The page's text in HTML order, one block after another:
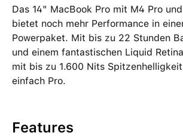
Das 14" MacBook Pro mit M4 Pro
bietet noch mehr Performance in
Powerpaket. Mit bis zu 22 Stunden
und einem fantastischen Liquid
mit bis zu 1.600 Nits
einfach Pro.
Features